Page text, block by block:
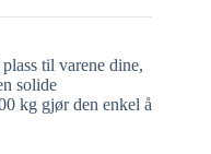
til varene dine,
solide
kg gjør den enkel å